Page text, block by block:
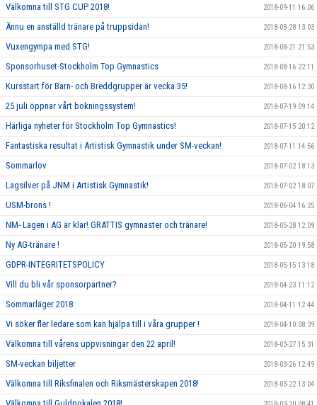
Välkomna till STG CUP 2018! 2018-09-11 16:06
Ännu en anställd tränare på truppsidan! 2018-08-28 13:03
Vuxengympa med STG! 2018-08-21 21:53
Sponsorhuset-Stockholm Top Gymnastics 2018-08-16 22:11
Kursstart för Barn- och Breddgrupper är vecka 35! 2018-08-16 12:30
25 juli öppnar vårt bokningssystem! 2018-07-19 09:14
Härliga nyheter för Stockholm Top Gymnastics! 2018-07-15 20:12
Fantastiska resultat i Artistisk Gymnastik under SM-veckan! 2018-07-11 14:56
Sommarlov 2018-07-02 18:13
Lagsilver på JNM i Artistisk Gymnastik! 2018-07-02 18:07
USM-brons ! 2018-06-04 16:25
NM- Lagen i AG är klar! GRATTIS gymnaster och tränare! 2018-05-28 12:09
Ny AG-tränare ! 2018-05-20 19:58
GDPR-INTEGRITETSPOLICY 2018-05-15 13:18
Vill du bli vår sponsorpartner? 2018-04-23 11:12
Sommarläger 2018 2018-04-11 12:44
Vi söker fler ledare som kan hjälpa till i våra grupper ! 2018-04-10 08:39
Välkomna till vårens uppvisningar den 22 april! 2018-03-27 15:31
SM-veckan biljetter 2018-03-26 12:49
Välkomna till Riksfinalen och Riksmästerskapen 2018! 2018-03-22 13:04